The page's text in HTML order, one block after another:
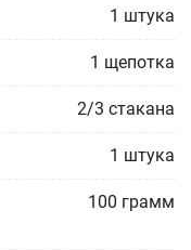
1 штука
1 щепотка
2/3 стакана
1 штука
100 грамм